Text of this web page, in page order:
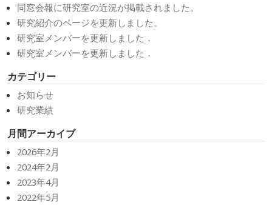
同窓会報に研究室の近況が掲載されました。
研究紹介のページを更新しました。
研究室メンバーを更新しました．
研究室メンバーを更新しました．
カテゴリー
お知らせ
研究業績
月間アーカイブ
2026年2月
2024年2月
2023年4月
2022年5月